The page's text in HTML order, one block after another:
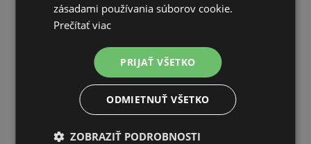
DOPRAVA ZDARMA
na všetky objednávky od 200€ vrátane DPH.
zásadami používania súborov cookie.
Prečítať viac
PRIJAŤ VŠETKO
ODMIETNUŤ VŠETKO
ZOBRAZIŤ PODROBNOSTI